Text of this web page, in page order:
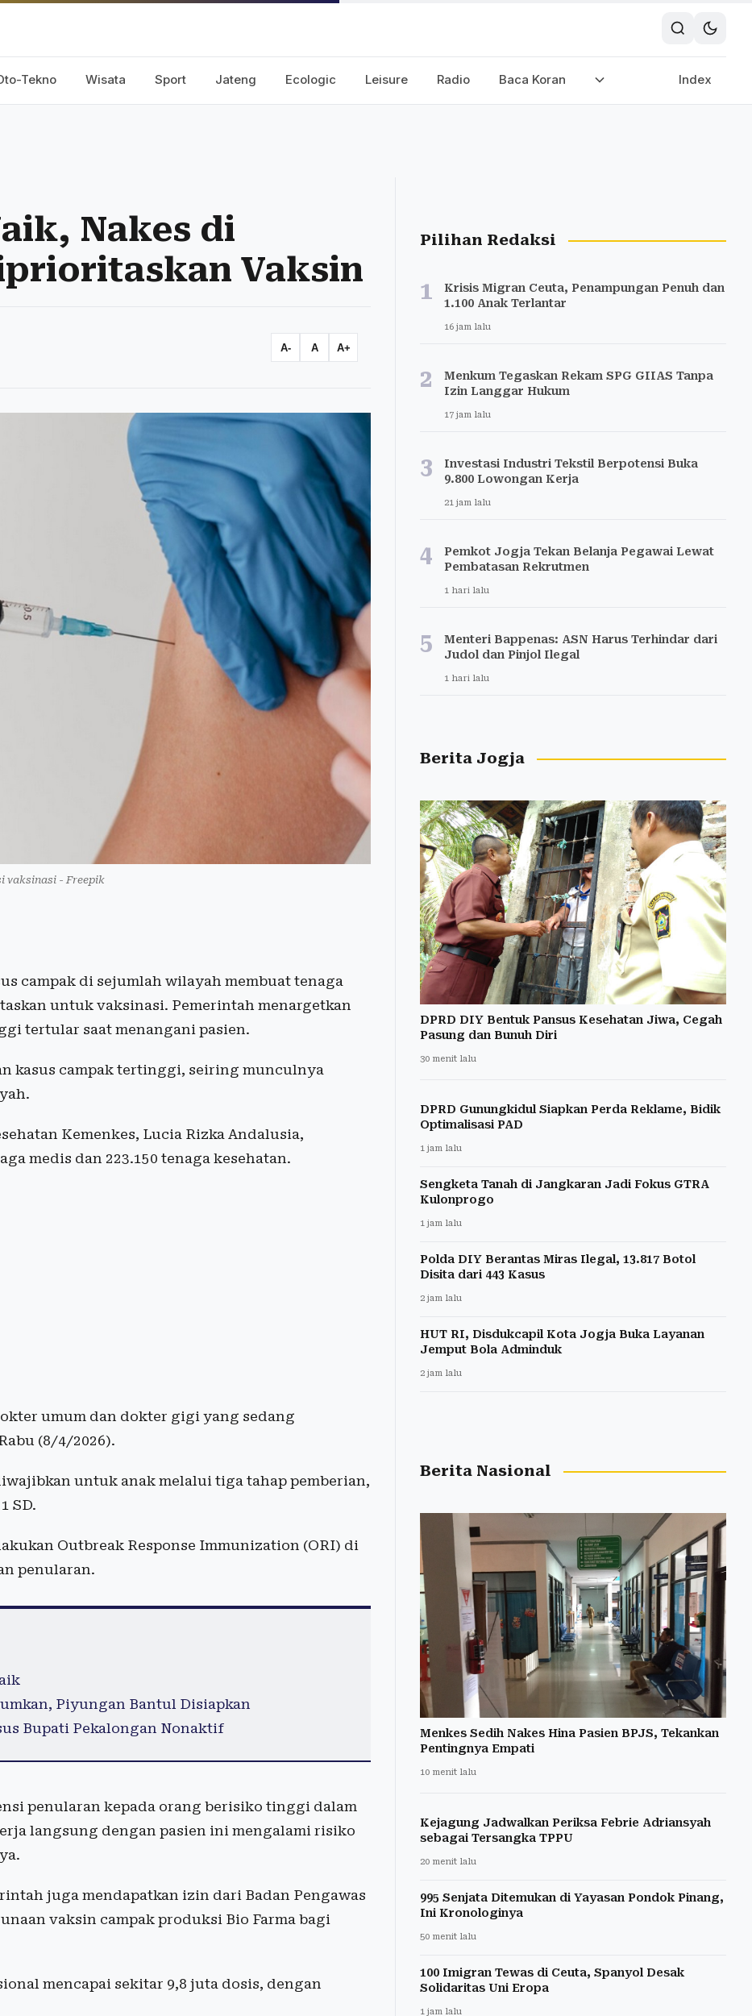
Tekno Wisata Sport Jateng Ecologic Leisure Radio Baca Koran Index
Nakes di
Vaksin
A- A A+
vaksinasi - Freepik
campak di sejumlah wilayah membuat tenaga
untuk vaksinasi. Pemerintah menargetkan
tertular saat menangani pasien.
kasus campak tertinggi, seiring munculnya
Kemenkes, Lucia Rizka Andalusia,
medis dan 223.150 tenaga kesehatan.
umum dan dokter gigi yang sedang
(8/4/2026).
untuk anak melalui tiga tahap pemberian,
SD.
Outbreak Response Immunization (ORI) di
penularan.
Piyungan Bantul Disiapkan
Bupati Pekalongan Nonaktif
penularan kepada orang berisiko tinggi dalam
langsung dengan pasien ini mengalami risiko
juga mendapatkan izin dari Badan Pengawas
vaksin campak produksi Bio Farma bagi
mencapai sekitar 9,8 juta dosis, dengan
Pilihan Redaksi
1
Krisis Migran Ceuta, Penampungan Penuh dan
1.100 Anak Terlantar
16 jam lalu
2
Menkum Tegaskan Rekam SPG GIIAS Tanpa
Izin Langgar Hukum
17 jam lalu
3
Investasi Industri Tekstil Berpotensi Buka
9.800 Lowongan Kerja
21 jam lalu
4
Pemkot Jogja Tekan Belanja Pegawai Lewat
Pembatasan Rekrutmen
1 hari lalu
5
Menteri Bappenas: ASN Harus Terhindar dari
Judol dan Pinjol Ilegal
1 hari lalu
Berita Jogja
DPRD DIY Bentuk Pansus Kesehatan Jiwa, Cegah
Pasung dan Bunuh Diri
30 menit lalu
DPRD Gunungkidul Siapkan Perda Reklame, Bidik
Optimalisasi PAD
1 jam lalu
Sengketa Tanah di Jangkaran Jadi Fokus GTRA
Kulonprogo
1 jam lalu
Polda DIY Berantas Miras Ilegal, 13.817 Botol
Disita dari 443 Kasus
2 jam lalu
HUT RI, Disdukcapil Kota Jogja Buka Layanan
Jemput Bola Adminduk
2 jam lalu
Berita Nasional
Menkes Sedih Nakes Hina Pasien BPJS, Tekankan
Pentingnya Empati
10 menit lalu
Kejagung Jadwalkan Periksa Febrie Adriansyah
sebagai Tersangka TPPU
20 menit lalu
995 Senjata Ditemukan di Yayasan Pondok Pinang,
Ini Kronologinya
50 menit lalu
100 Imigran Tewas di Ceuta, Spanyol Desak
Solidaritas Uni Eropa
1 jam lalu